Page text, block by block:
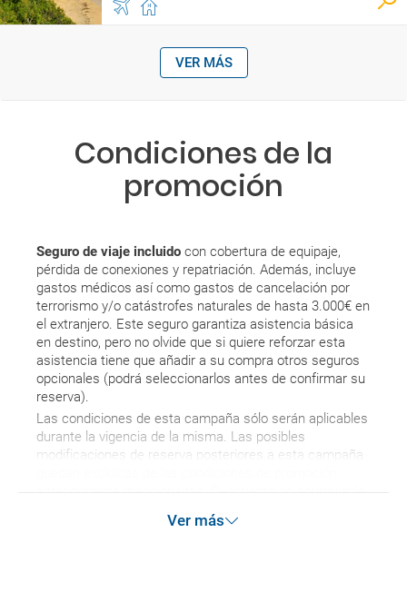
VER MÁS
Condiciones de la
promoción
Seguro de viaje incluido con cobertura de equipaje,
pérdida de conexiones y repatriación. Además, incluye
gastos médicos así como gastos de cancelación por
terrorismo y/o catástrofes naturales de hasta 3.000€ en
el extranjero. Este seguro garantiza asistencia básica
en destino, pero no olvide que si quiere reforzar esta
asistencia tiene que añadir a su compra otros seguros
opcionales (podrá seleccionarlos antes de confirmar su
reserva).
Las condiciones de esta campaña sólo serán aplicables
durante la vigencia de la misma. Las posibles
modificaciones de reserva posteriores a esta campaña
Ver más